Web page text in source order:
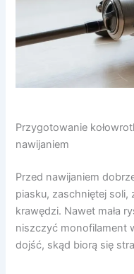
Przygotowanie
nawijaniem
Przed nawijaniem
piasku, zaschniętej
krawędzi. Nawet mała
niszczyć monofilament
dojść, skąd biorą się